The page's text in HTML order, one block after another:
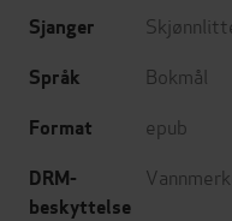
Sjanger
Språk Bokmål
Format epub
DRM-
beskyttelse